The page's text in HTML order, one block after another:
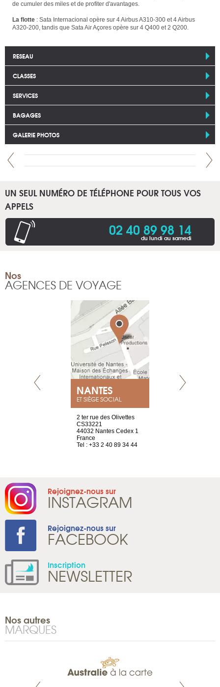
de cumuler des miles et de profiter d'avantages.
La flotte : Sata Internacional opère sur 4 Airbus A310-300 et 4 Airbus
A320-200, tandis que Sata Air Açores opère sur 4 Q400 et 2 Q200.
RESEAU
CLASSES
SERVICES
BAGAGES
GALERIE PHOTOS
UN SEUL NUMÉRO DE TÉLÉPHONE POUR TOUS VOS
APPELS
02 40 89 98 14
du lundi au samedi
Nos
AGENCES DE VOYAGE
NANTES
ET SIÈGE SOCIAL
2 ter rue des Olivettes
CS33221
44032 Nantes Cedex 1
France
Tel : +33 2 40 89 34 44
Rejoignez-nous sur
INSTAGRAM
Rejoignez-nous sur
FACEBOOK
Inscription
NEWSLETTER
Nos autres
MARQUES